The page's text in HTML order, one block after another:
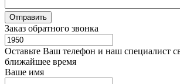
Заказ обратного звонка
Оставьте Ваш телефон и наш специалист
ближайшее время
Ваше имя